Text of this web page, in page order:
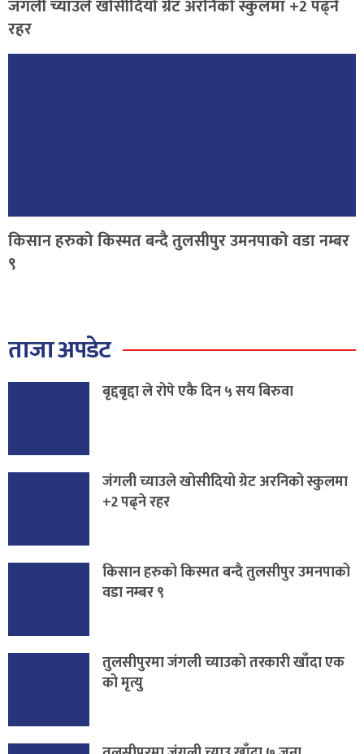
जंगली च्याउले खोसीदियो ग्रेट अरनिको स्कुलमा +2 पढ्ने
रहर
किसान हरुको किस्मत बन्दै तुलसीपुर उमनपाको वडा नम्बर
९
ताजा अपडेट
बृद्दबृद्दा ले रोपे एकै दिन ५ सय बिरुवा
जंगली च्याउले खोसीदियो ग्रेट अरनिको स्कुलमा
+2 पढ्ने रहर
किसान हरुको किस्मत बन्दै तुलसीपुर उमनपाको
वडा नम्बर ९
तुलसीपुरमा जंगली च्याउको तरकारी खाँदा एक
को मृत्यु